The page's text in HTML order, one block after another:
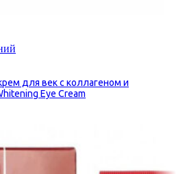
для век с коллагеном и
Eye Cream